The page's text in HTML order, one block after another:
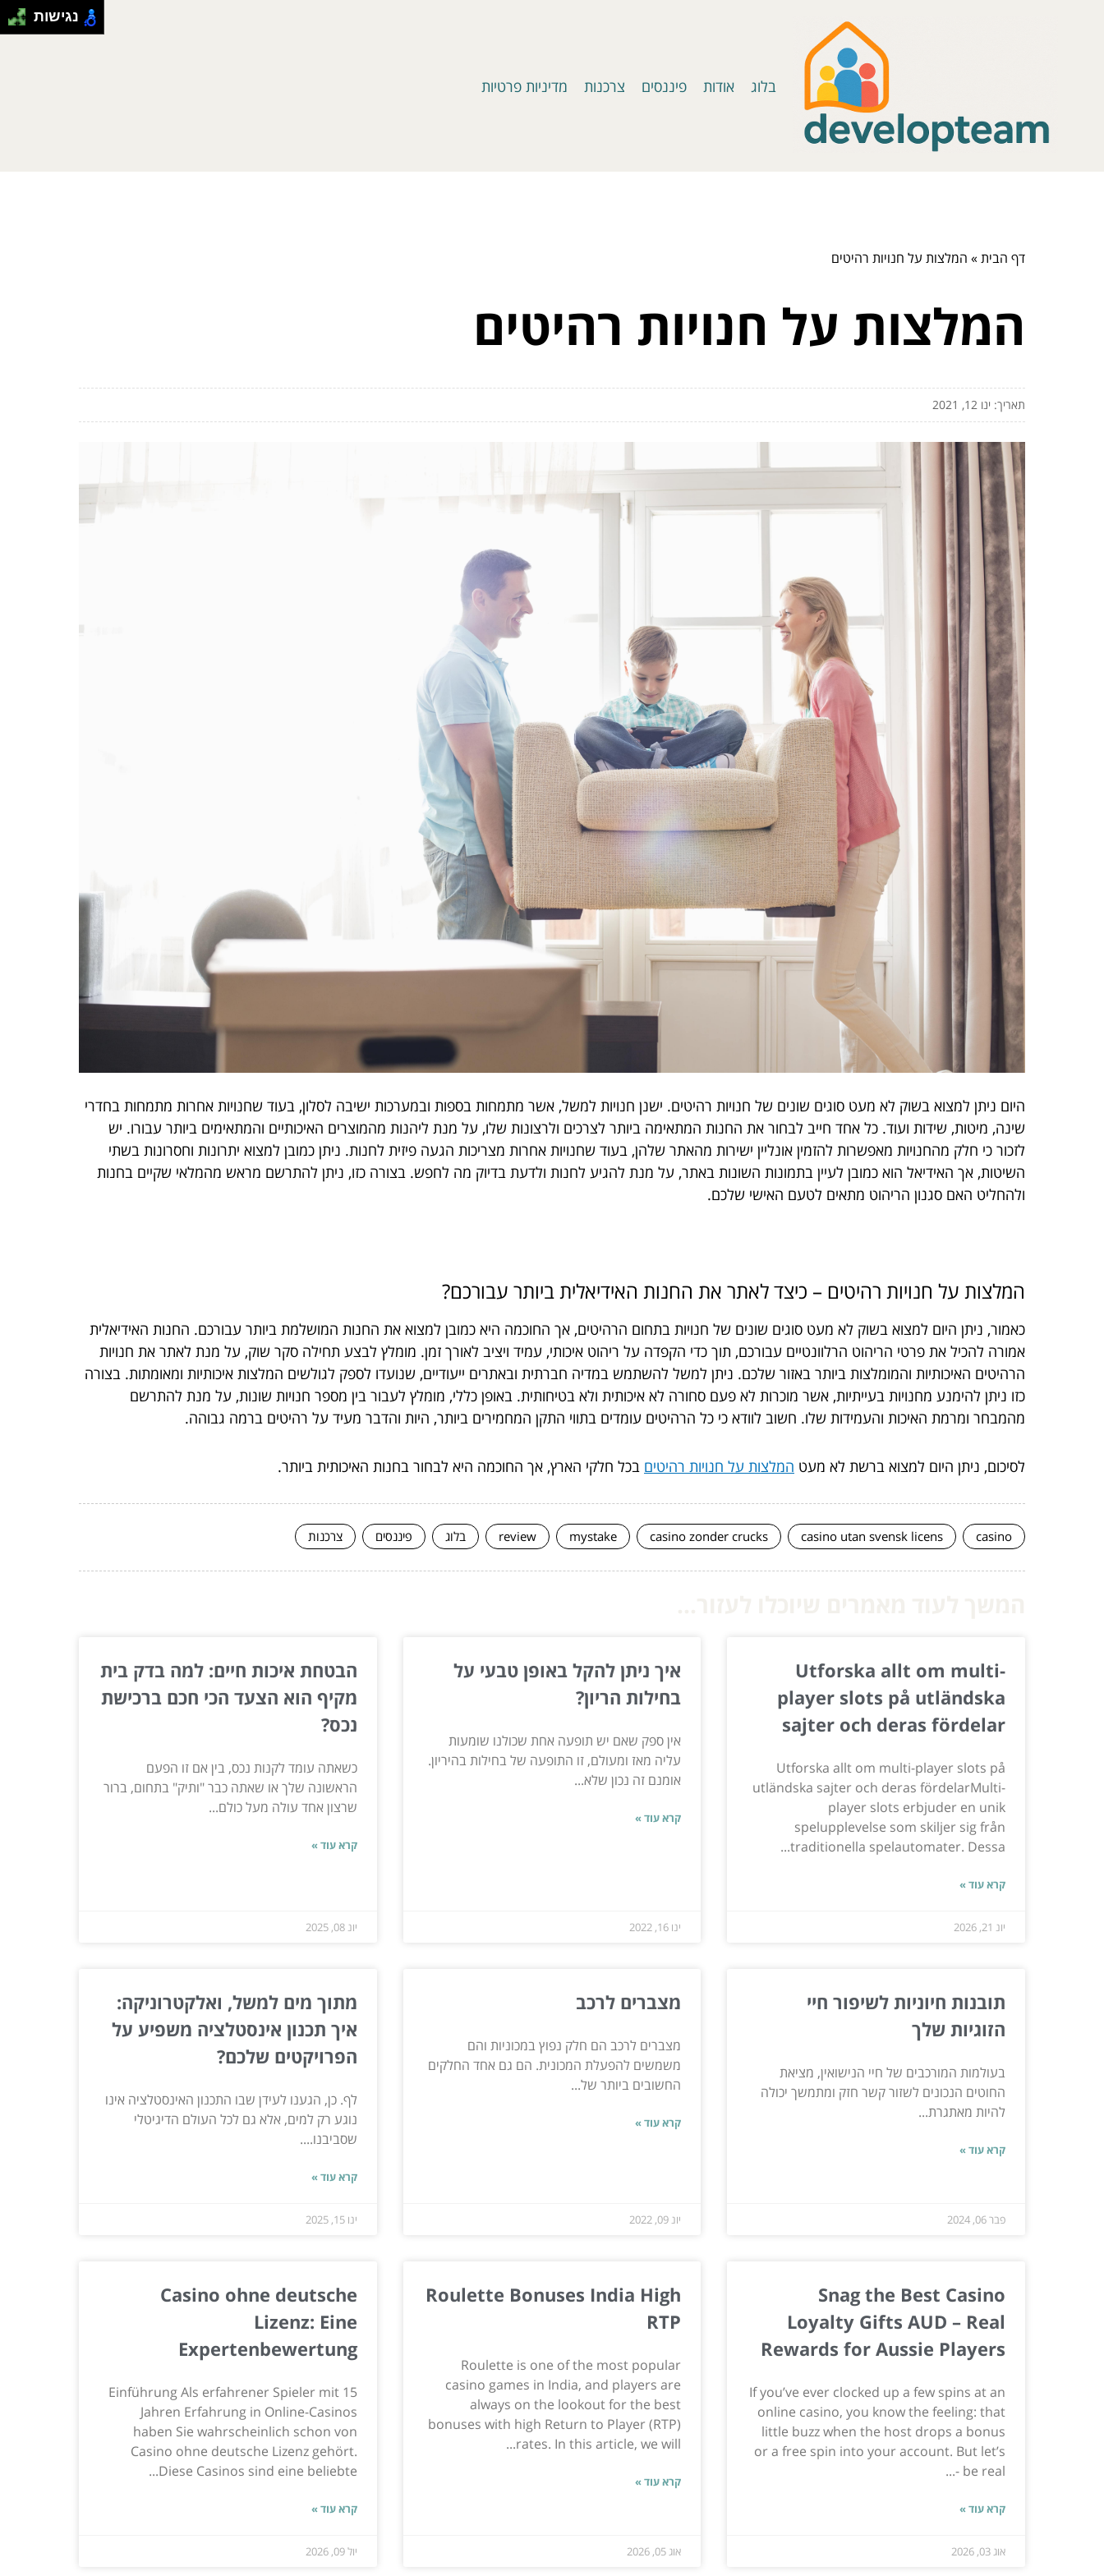
בלוג אודות פיננסים צרכנות מדיניות פרטיות
דף הבית» המלצות על חנויות רהיטים
המלצות על חנויות רהיטים
תאריך: ינו 12, 2021
היום ניתן למצוא בשוק לא מעט סוגים שונים של חנויות רהיטים. ישנן חנויות למשל, אשר מתמחות בספות ובמערכות ישיבה לסלון, בעוד שחנויות אחרות מתמחות בחדרי
שינה, מיטות, שידות ועוד. כל אחד חייב לבחור את החנות המתאימה ביותר לצרכים ולרצונות שלו, על מנת ליהנות מהמוצרים האיכותיים והמתאימים ביותר עבורו. יש
לזכור כי חלק מהחנויות מאפשרות להזמין אונליין ישירות מהאתר שלהן, בעוד שחנויות אחרות מצריכות הגעה פיזית לחנות. ניתן כמובן למצוא יתרונות וחסרונות בשתי
השיטות, אך האידיאל הוא כמובן לעיין בתמונות השונות באתר, על מנת להגיע לחנות ולדעת בדיוק מה לחפש. בצורה כזו, ניתן להתרשם מראש מהמלאי שקיים בחנות
ולהחליט האם סגנון הריהוט מתאים לטעם האישי שלכם.
המלצות על חנויות רהיטים – כיצד לאתר את החנות האידיאלית ביותר עבורכם?
כאמור, ניתן היום למצוא בשוק לא מעט סוגים שונים של חנויות בתחום הרהיטים, אך החוכמה היא כמובן למצוא את החנות המושלמת ביותר עבורכם. החנות האידיאלית
אמורה להכיל את פרטי הריהוט הרלוונטיים עבורכם, תוך כדי הקפדה על ריהוט איכותי, עמיד ויציב לאורך זמן. מומלץ לבצע תחילה סקר שוק, על מנת לאתר את חנויות
הרהיטים האיכותיות והמומלצות ביותר באזור שלכם. ניתן למשל להשתמש במדיה חברתית ובאתרים ייעודיים, שנועדו לספק לגולשים המלצות איכותיות ומאומתות. בצורה
כזו ניתן להימנע מחנויות בעייתיות, אשר מוכרות לא פעם סחורה לא איכותית ולא בטיחותית. באופן כללי, מומלץ לעבור בין מספר חנויות שונות, על מנת להתרשם
מהמבחר ומרמת האיכות והעמידות שלו. חשוב לוודא כי כל הרהיטים עומדים בתווי התקן המחמירים ביותר, היות והדבר מעיד על רהיטים ברמה גבוהה.
לסיכום, ניתן היום למצוא ברשת לא מעט המלצות על חנויות רהיטים בכל חלקי הארץ, אך החוכמה היא לבחור בחנות האיכותית ביותר.
casino
casino utan svensk licens
casino zonder crucks
mystake
review בלוג פיננסים צרכנות
Utforska allt om multi-
player slots på utländska
sajter och deras fördelar
Utforska allt om multi-player slots på
utländska sajter och deras fördelarMulti-
player slots erbjuder en unik
spelupplevelse som skiljer sig från
traditionella spelautomater. Dessa...
קרא עוד »
יונ 21, 2026
איך ניתן להקל באופן טבעי על
בחילות הריון?
אין ספק שאם יש תופעה אחת שכולנו שומעות
עליה מאז ומעולם, זו התופעה של בחילות בהיריון.
אומנם זה נכון שלא...
קרא עוד »
ינו 16, 2022
הבטחת איכות חיים: למה בדק בית
מקיף הוא הצעד הכי חכם ברכישת
נכס?
כשאתה עומד לקנות נכס, בין אם זו הפעם
הראשונה שלך או שאתה כבר "ותיק" בתחום, ברור
שרצון אחד עולה מעל כולם...
קרא עוד »
יונ 08, 2025
תובנות חיוניות לשיפור חיי
הזוגיות שלך
בעולמות המורכבים של חיי הנישואין, מציאת
החוטים הנכונים לשזור קשר חזק ומתמשך יכולה
להיות מאתגרת...
קרא עוד »
פבר 06, 2024
מצברים לרכב
מצברים לרכב הם חלק נפוץ במכוניות והם
משמשים להפעלת המכונית. הם גם אחד החלקים
החשובים ביותר של...
קרא עוד »
יונ 09, 2022
מתוך מים למשל, ואלקטרוניקה:
איך תכנון אינסטלציה משפיע על
הפרויקטים שלכם?
לף. כן, הגענו לעידן שבו התכנון האינסטלציה אינו
נוגע רק למים, אלא גם לכל העולם הדיגיטלי
שסביבנו....
קרא עוד »
ינו 15, 2025
Snag the Best Casino
Loyalty Gifts AUD – Real
Rewards for Aussie Players
If you’ve ever clocked up a few spins at an
online casino, you know the feeling: that
little buzz when the host drops a bonus
or a free spin into your account. But let’s
be real -...
קרא עוד »
אוג 03, 2026
Roulette Bonuses India High
RTP
Roulette is one of the most popular
casino games in India, and players are
always on the lookout for the best
bonuses with high Return to Player (RTP)
rates. In this article, we will...
קרא עוד »
אוג 05, 2026
Casino ohne deutsche
Lizenz: Eine
Expertenbewertung
Einführung Als erfahrener Spieler mit 15
Jahren Erfahrung in Online-Casinos
haben Sie wahrscheinlich schon von
Casino ohne deutsche Lizenz gehört.
Diese Casinos sind eine beliebte...
קרא עוד »
יול 09, 2026
נגישות